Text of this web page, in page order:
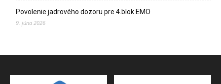
Povolenie jadrového dozoru pre 4.blok EMO
9. júna 2026